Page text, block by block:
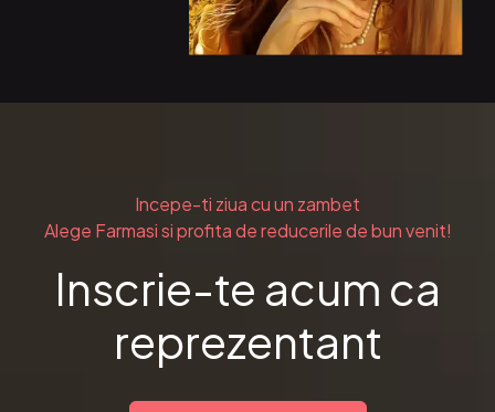
Incepe-ti ziua cu un zambet
Alege Farmasi si profita de reducerile de bun venit!
Inscrie-te acum ca
reprezentant